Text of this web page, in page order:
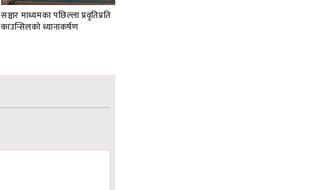
सञ्चार माध्यमका पछिल्ला प्रवृतिप्रति
काउन्सिलको ध्यानाकर्षण